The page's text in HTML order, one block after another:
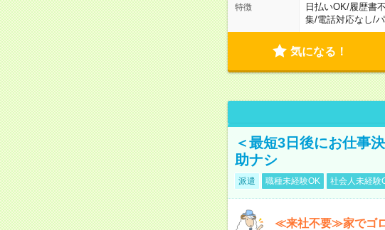
特徴 日払いOK/履歴書
集/電話対応なし/
気になる！
＜最短3日後にお仕事
助ナシ
派遣 職種未経験OK 社会人未経験
≪来社不要≫家でゴロ